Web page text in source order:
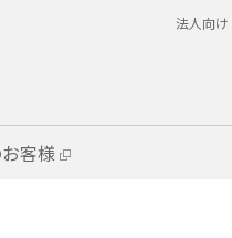
法人向
客様